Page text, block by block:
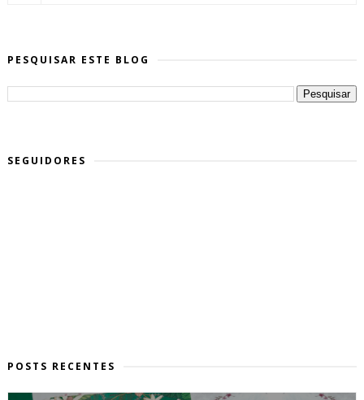
PESQUISAR ESTE BLOG
SEGUIDORES
POSTS RECENTES